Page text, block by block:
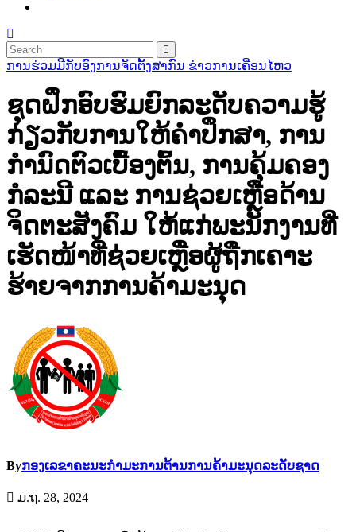
ການຮ່ວມມືກັບອົງການຈັດຕັ້ງສາກົນ ຂ່າວການເຄື່ອນໄຫວ
ຊຸດຝຶກອົບຮົມຍົກລະດັບຄວາມຮູ້
ກ່ຽວກັບການໃຫ້ຄໍາປຶກສາ, ການ
ກຳນົດຕົວເບື້ອງຕົ້ນ, ການຄຸ້ມຄອງ
ກໍລະນີ ແລະ ການຊ່ວຍເຫຼືອດ້ານ
ຈິດຕະສັງຄົມ ໃຫ້ແກ່ພະນັກງານທີ່
ເຮັດໜ້າທີ່ຊ່ວຍເຫຼືອຜູ້ຖືກເຄາະ
ຮ້າຍຈາກການຄ້າມະນຸດ
Byກອງເລຂາຄະນະກຳມະການຕ້ານການຄ້າມະນຸດລະດັບຊາດ
ມ.ຖ. 28, 2024